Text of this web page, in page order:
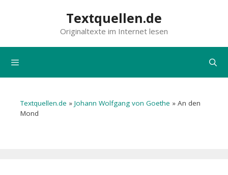
Textquellen.de
Originaltexte im Internet lesen
Textquellen.de » Johann Wolfgang von Goethe » An den
Mond